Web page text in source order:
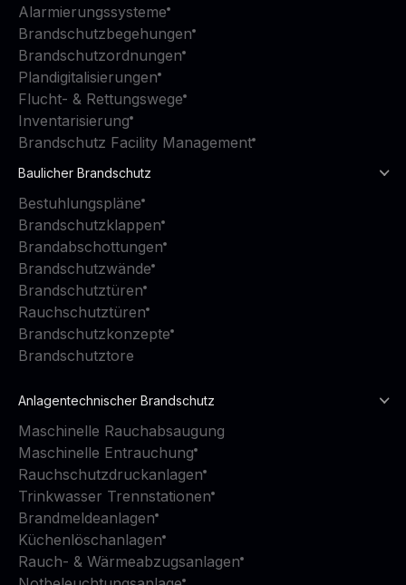
Alarmierungssysteme
Brandschutzbegehungen
Brandschutzordnungen
Plandigitalisierungen
Flucht- & Rettungswege
Inventarisierung
Brandschutz Facility Management
Baulicher Brandschutz
Bestuhlungspläne
Brandschutzklappen
Brandabschottungen
Brandschutzwände
Brandschutztüren
Rauchschutztüren
Brandschutzkonzepte
Brandschutztore
Anlagentechnischer Brandschutz
Maschinelle Rauchabsaugung
Maschinelle Entrauchung
Rauchschutzdruckanlagen
Trinkwasser Trennstationen
Brandmeldeanlagen
Küchenlöschanlagen
Rauch- & Wärmeabzugsanlagen